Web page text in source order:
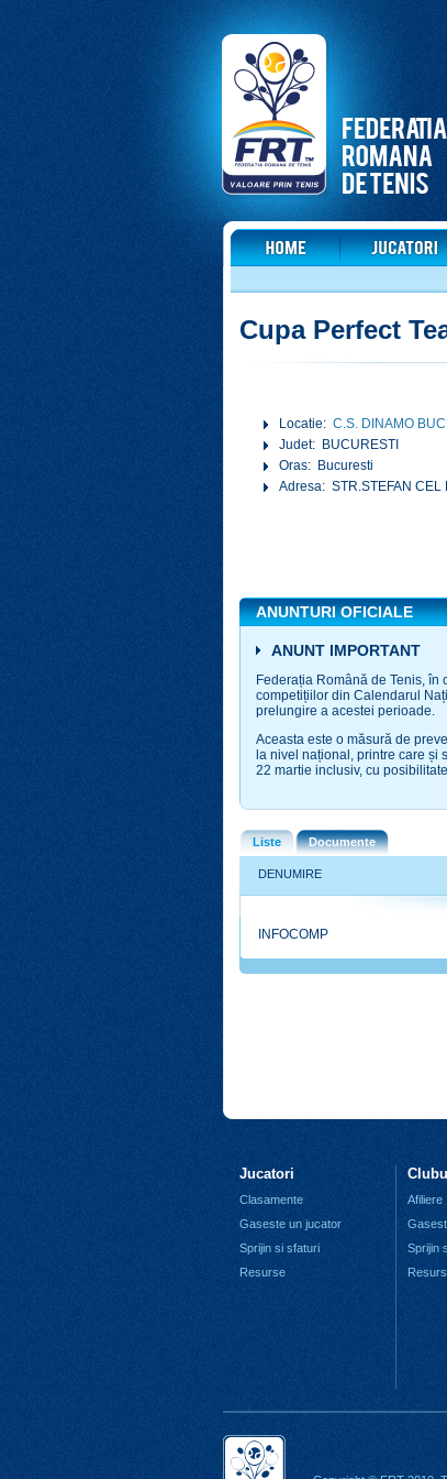
Cupa Perfect
Locatie: C.S. DINAMO
Judet: BUCURESTI
Oras: Bucuresti
Adresa: STR.STEFAN CEL
ANUNTURI OFICIALE
ANUNT IMPORTANT
Federația Română de Tenis,
competițiilor din Calendarul
prelungire a acestei perioade.
Aceasta este o măsură de
la nivel național, printre care
22 martie inclusiv, cu
Liste Documente
DENUMIRE
INFOCOMP
Jucatori
Clasamente
Gaseste un jucator
Sprijin si sfaturi
Resurse
Afiliere
Sprijin